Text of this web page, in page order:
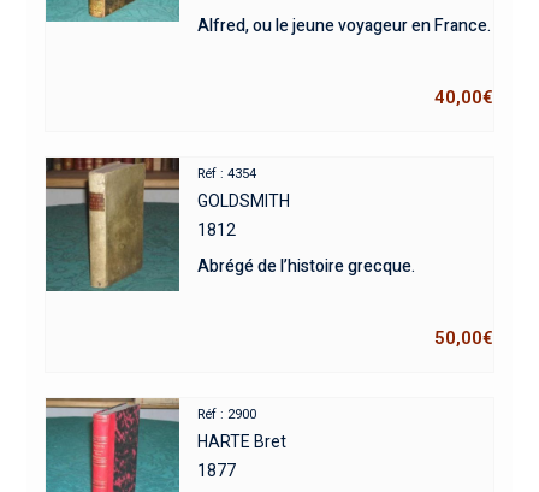
Alfred, ou le jeune voyageur en France.
40,00€
Réf : 4354
GOLDSMITH
1812
Abrégé de l’histoire grecque.
50,00€
Réf : 2900
HARTE Bret
1877